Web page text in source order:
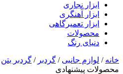
ابزار نجاری
ابزار آهنگری
ابزار تعمیرگاهی
محصولات
دنیای رنگ
خانه / لوازم جانبی / گردبر / گردبر بتن
محصولات پیشنهادی